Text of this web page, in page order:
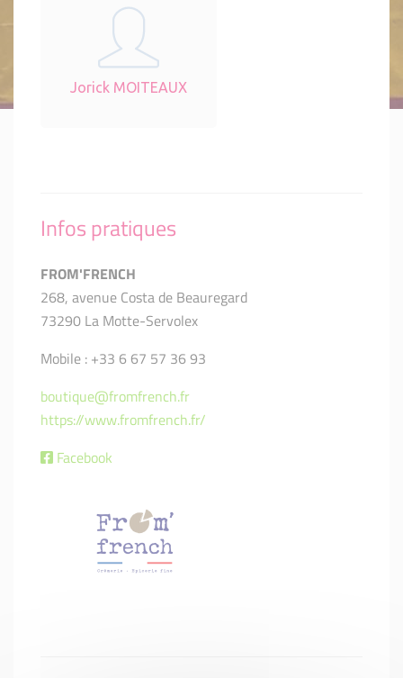
Jorick MOITEAUX
Infos pratiques
FROM'FRENCH
268, avenue Costa de Beauregard
73290 La Motte-Servolex
Mobile : +33 6 67 57 36 93
boutique@fromfrench.fr
https://www.fromfrench.fr/
Facebook